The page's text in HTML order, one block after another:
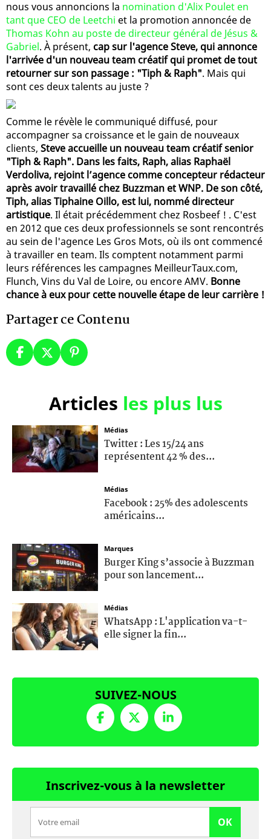
nous vous annoncions la nomination d'Alix Poulet en
tant que CEO de Leetchi et la promotion annoncée de
Thomas Kohn au poste de directeur général de Jésus &
Gabriel. À présent, cap sur l'agence Steve, qui annonce
l'arrivée d'un nouveau team créatif qui promet de tout
retourner sur son passage : "Tiph & Raph". Mais qui
sont ces deux talents au juste ?
Comme le révèle le communiqué diffusé, pour
accompagner sa croissance et le gain de nouveaux
clients, Steve accueille un nouveau team créatif senior
"Tiph & Raph". Dans les faits, Raph, alias Raphaël
Verdoliva, rejoint l’agence comme concepteur rédacteur
après avoir travaillé chez Buzzman et WNP. De son côté,
Tiph, alias Tiphaine Oillo, est lui, nommé directeur
artistique. Il était précédemment chez Rosbeef ! . C'est
en 2012 que ces deux professionnels se sont rencontrés
au sein de l'agence Les Gros Mots, où ils ont commencé
à travailler en team. Ils comptent notamment parmi
leurs références les campagnes MeilleurTaux.com,
Flunch, Vins du Val de Loire, ou encore AMV. Bonne
chance à eux pour cette nouvelle étape de leur carrière !
Partager ce Contenu
Articles les plus lus
Médias
Twitter : Les 15/24 ans
représentent 42 % des...
Médias
Facebook : 25% des adolescents
américains...
Marques
Burger King s’associe à Buzzman
pour son lancement...
Médias
WhatsApp : L'application va-t-
elle signer la fin...
SUIVEZ-NOUS
Inscrivez-vous à la newsletter
OK